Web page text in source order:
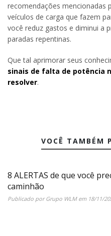
recomendações mencionadas
veículos de carga que fazem
você reduz gastos e diminui a
paradas repentinas.
Que tal aprimorar seus
sinais de falta de potência
resolver.
VOCÊ TAMBÉM
8 ALERTAS de que você
caminhão
Publicado porGrupo WLMem 18/11/